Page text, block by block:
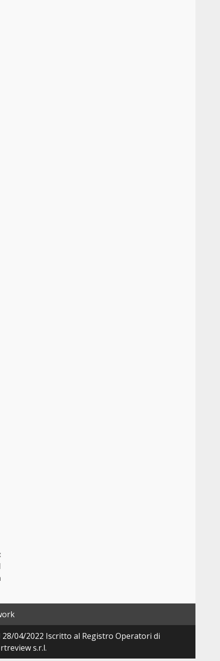
04/2022 Iscritto al Registro Operatori di
s.r.l.